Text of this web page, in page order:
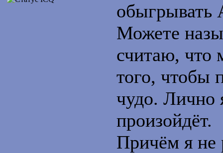
Можете
считаю, что
того, чтобы
чудо. Лично
произойдёт.
Причём я не